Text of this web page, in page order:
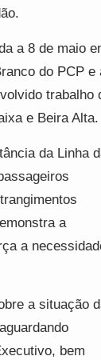
a 8 de maio
do PCP e
trabalho
e Beira Alta.
da Linha
a
a
a situação
bem